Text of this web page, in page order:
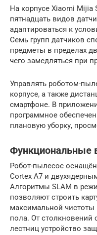
На корпусе Xiaomi Mijia
пятнадцать видов
адаптироваться к
Семь групп датчиков
предметы в пределах
чего замедляться при
Управлять роботом-
корпусе, а также
смартфоне. В
программное
плановую уборку,
Функциональные
Робот-пылесос
Cortex A7 и
Алгоритмы SLAM в
позволяют строить
максимальной
пола. От столкновений
лестниц устройство